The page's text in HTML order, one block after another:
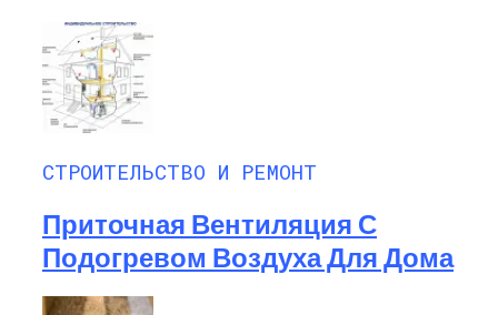
СТРОИТЕЛЬСТВО И РЕМОНТ
Приточная Вентиляция С
Подогревом Воздуха Для Дома